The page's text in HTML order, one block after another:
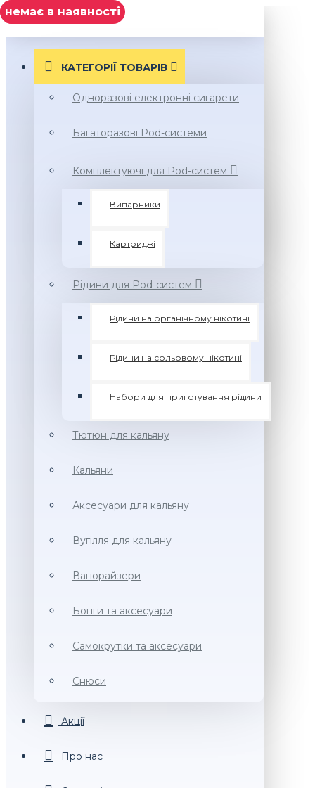
МЕНЮ
КАТЕГОРІЇ ТОВАРIВ
Одноразові електронні сигарети
Багаторазові Pod-системи
Комплектуючі для Pod-систем
Випарники
Картриджі
Рідини для Pod-систем
Рідини на органічному нікотині
Рідини на сольовому нікотині
Набори для приготування рідини
Тютюн для кальяну
Кальяни
Аксесуари для кальяну
Вугілля для кальяну
Вапорайзери
Бонги та аксесуари
Самокрутки та аксесуари
Снюси
Акції
Про нас
Нет в наличии
немає в наявності